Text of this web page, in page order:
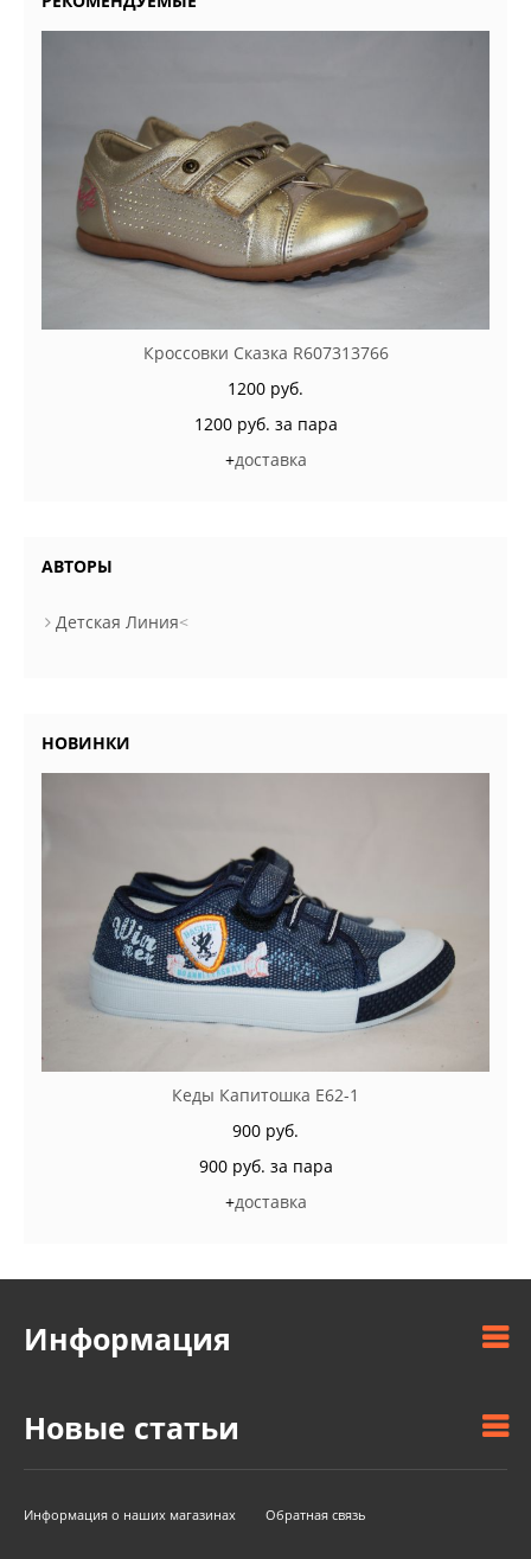
Кроссовки Сказка R607313766
1200 руб.
1200 руб. за пара
+доставка
АВТОРЫ
Детская Линия<
НОВИНКИ
Кеды Капитошка E62-1
900 руб.
900 руб. за пара
+доставка
Информация
Новые статьи
Информация о наших магазинах Обратная связь